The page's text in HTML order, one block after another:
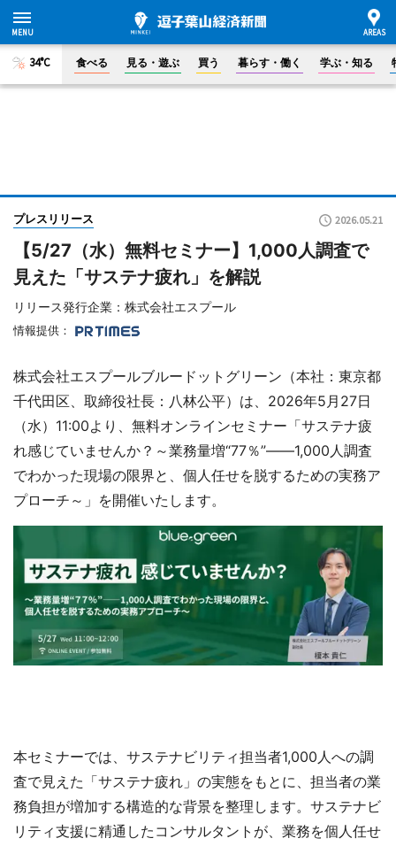
34°C 食べる 見る・遊ぶ 買う 暮らす・働く 学ぶ・知る
プレスリリース 2026.05.21
【5/27（水）無料セミナー】1,000人調査で
見えた「サステナ疲れ」を解説
リリース発行企業：株式会社エスプール
情報提供：
株式会社エスプールブルードットグリーン（本社：東京都
千代田区、取締役社長：八林公平）は、2026年5月27日
（水）11:00より、無料オンラインセミナー「サステナ疲
れ感じていませんか？～業務量増“77％”――1,000人調査
でわかった現場の限界と、個人任せを脱するための実務ア
プローチ～」を開催いたします。
本セミナーでは、サステナビリティ担当者1,000人への調
査で見えた「サステナ疲れ」の実態をもとに、担当者の業
務負担が増加する構造的な背景を整理します。サステナビ
リティ支援に精通したコンサルタントが、業務を個人任せ